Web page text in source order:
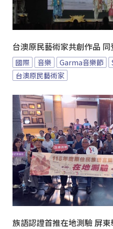
台澳原民藝術家共創作品
國際 音樂 Garma音樂節
台澳原民藝術家
族語認證首推在地測驗 屏東